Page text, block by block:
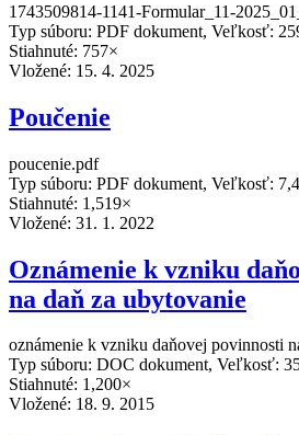
1743509814-1141-Formular_11-
Typ súboru: PDF dokument, Veľkosť:
Stiahnuté: 757×
Vložené: 15. 4. 2025
Poučenie
poucenie.pdf
Typ súboru: PDF dokument, Veľkosť:
Stiahnuté: 1,519×
Vložené: 31. 1. 2022
Oznámenie k vzniku
na daň za ubytovanie
oznámenie k vzniku daňovej povinnosti
Typ súboru: DOC dokument, Veľkosť:
Stiahnuté: 1,200×
Vložené: 18. 9. 2015